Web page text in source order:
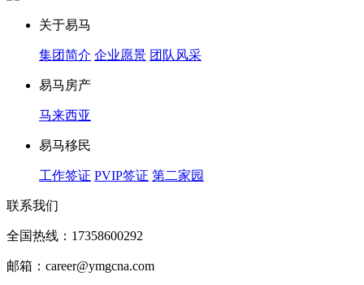
关于易马
集团简介 企业愿景 团队风采
易马房产
马来西亚
易马移民
工作签证 PVIP签证 第二家园
联系我们
全国热线：17358600292
邮箱：career@ymgcna.com